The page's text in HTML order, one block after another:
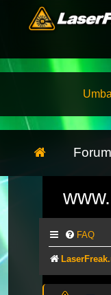
Forum
FAQ